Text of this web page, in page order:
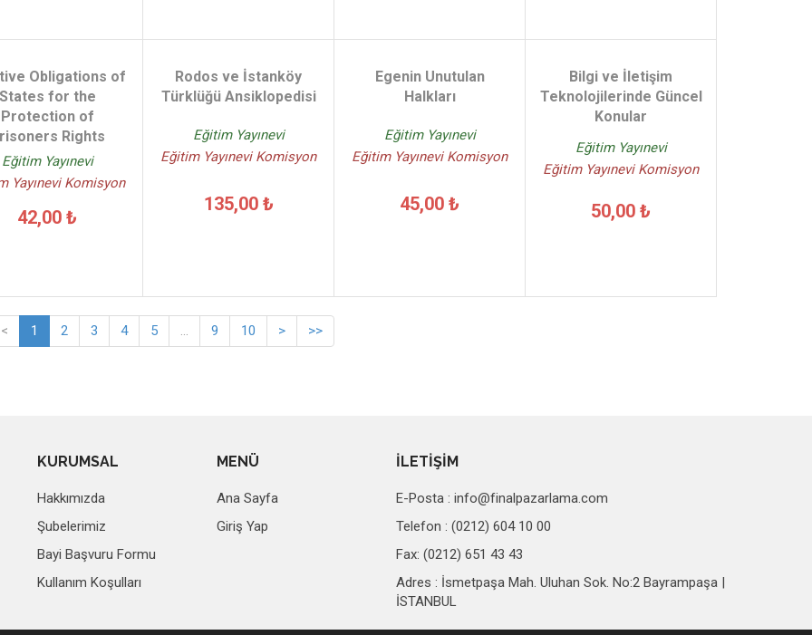
Obligations of
States for the
Protection of
Rights
Eğitim Yayınevi
Yayınevi Komisyon
42,00 ₺
Rodos ve İstanköy
Türklüğü Ansiklopedisi
Eğitim Yayınevi
Eğitim Yayınevi Komisyon
135,00 ₺
Egenin Unutulan
Halkları
Eğitim Yayınevi
Eğitim Yayınevi Komisyon
45,00 ₺
Bilgi ve İletişim
Teknolojilerinde Güncel
Konular
Eğitim Yayınevi
Eğitim Yayınevi Komisyon
50,00 ₺
< 1 2 3 4 5 ... 9 10 > >>
KURUMSAL
Hakkımızda
Şubelerimiz
Bayi Başvuru Formu
Kullanım Koşulları
MENÜ
Ana Sayfa
Giriş Yap
İLETİŞİM
E-Posta :info@finalpazarlama.com
Telefon : (0212) 604 10 00
Fax: (0212) 651 43 43
Adres : İsmetpaşa Mah. Uluhan Sok. No:2 Bayrampaşa |
İSTANBUL